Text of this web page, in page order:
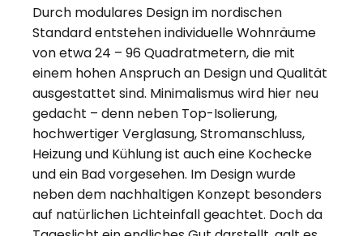
Durch modulares Design im nordischen
Standard entstehen individuelle Wohnräume
von etwa 24 – 96 Quadratmetern, die mit
einem hohen Anspruch an Design und Qualität
ausgestattet sind. Minimalismus wird hier neu
gedacht – denn neben Top-Isolierung,
hochwertiger Verglasung, Stromanschluss,
Heizung und Kühlung ist auch eine Kochecke
und ein Bad vorgesehen. Im Design wurde
neben dem nachhaltigen Konzept besonders
auf natürlichen Lichteinfall geachtet. Doch da